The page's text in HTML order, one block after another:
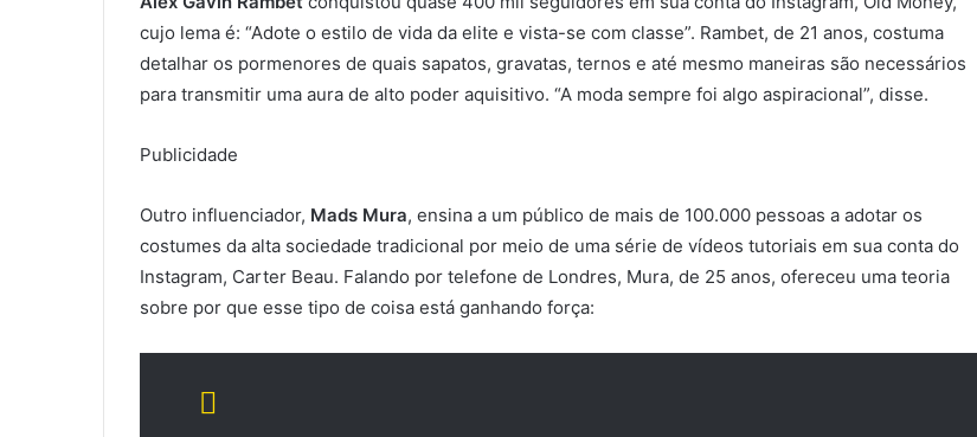
cujo lema é: “Adote o estilo de vida da elite e vista-se com classe”. Rambet, de 21 anos, costuma
detalhar os pormenores de quais sapatos, gravatas, ternos e até mesmo maneiras são necessários
para transmitir uma aura de alto poder aquisitivo. “A moda sempre foi algo aspiracional”, disse.
Publicidade
Outro influenciador, Mads Mura, ensina a um público de mais de 100.000 pessoas a adotar os
costumes da alta sociedade tradicional por meio de uma série de vídeos tutoriais em sua conta do
Instagram, Carter Beau. Falando por telefone de Londres, Mura, de 25 anos, ofereceu uma teoria
sobre por que esse tipo de coisa está ganhando força: